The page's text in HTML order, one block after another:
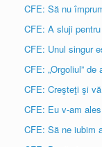
CFE: Să nu
CFE: A sluji
CFE: Unul singur
CFE: „Orgoliul” de
CFE: Creşteţi şi
CFE: Eu v-am
CFE: Să ne iubim